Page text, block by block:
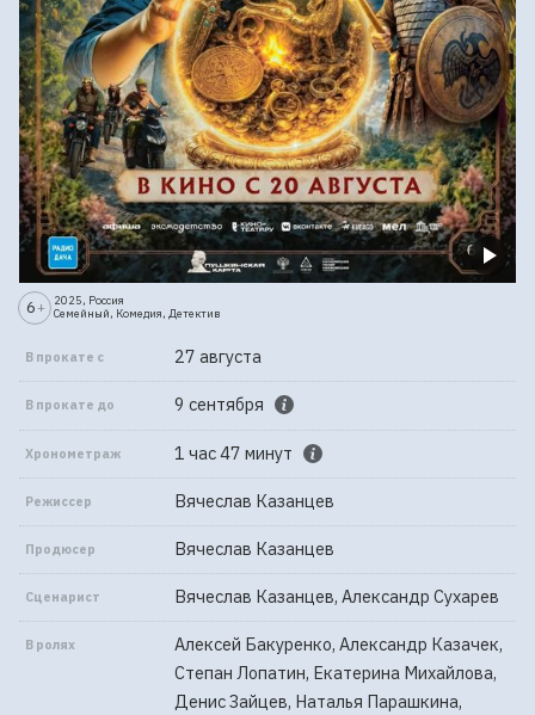
6 +
2025, Россия
Семейный, Комедия, Детектив
В прокате с 27 августа
В прокате до 9 сентября
Хронометраж 1 час 47 минут
Режиссер Вячеслав Казанцев
Продюсер Вячеслав Казанцев
Сценарист Вячеслав Казанцев, Александр Сухарев
В ролях
Алексей Бакуренко, Александр Казачек,
Степан Лопатин, Екатерина Михайлова,
Денис Зайцев, Наталья Парашкина,